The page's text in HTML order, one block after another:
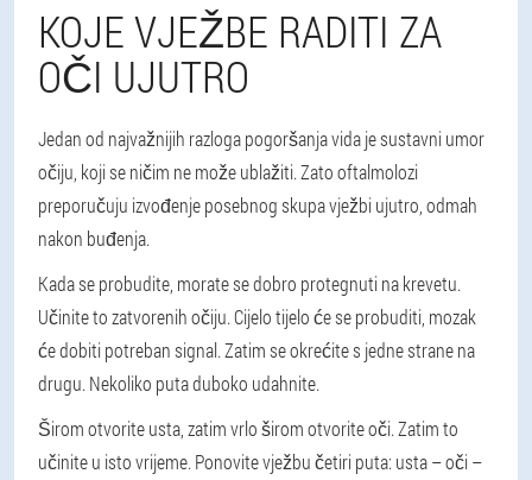
KOJE VJEŽBE RADITI ZA
OČI UJUTRO
Jedan od najvažnijih razloga pogoršanja vida je sustavni umor
očiju, koji se ničim ne može ublažiti. Zato oftalmolozi
preporučuju izvođenje posebnog skupa vježbi ujutro, odmah
nakon buđenja.
Kada se probudite, morate se dobro protegnuti na krevetu.
Učinite to zatvorenih očiju. Cijelo tijelo će se probuditi, mozak
će dobiti potreban signal. Zatim se okrećite s jedne strane na
drugu. Nekoliko puta duboko udahnite.
Širom otvorite usta, zatim vrlo širom otvorite oči. Zatim to
učinite u isto vrijeme. Ponovite vježbu četiri puta: usta – oči –